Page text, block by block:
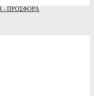
- ΠΡΟΣΦΟΡΑ